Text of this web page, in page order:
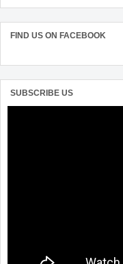
FIND US ON FACEBOOK
SUBSCRIBE US